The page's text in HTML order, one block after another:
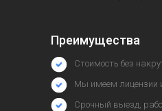
Преимущества
Стоимость без
Мы имеем лицензии
Срочный выезд,